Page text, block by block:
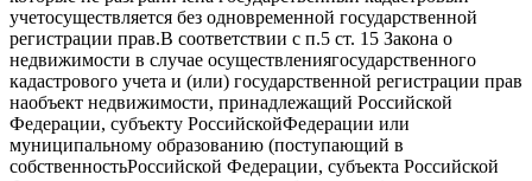
учетосуществляется без одновременной государственной
регистрации прав.В соответствии с п.5 ст. 15 Закона о
недвижимости в случае осуществлениягосударственного
кадастрового учета и (или) государственной регистрации прав
наобъект недвижимости, принадлежащий Российской
Федерации, субъекту РоссийскойФедерации или
муниципальному образованию (поступающий в
собственностьРоссийской Федерации, субъекта Российской